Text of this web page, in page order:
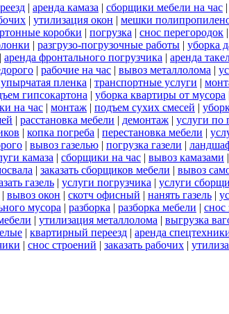
| аренда камаза | сборщики мебели на час |
| утилизация окон | мешки
коробки | погрузка | снос перегородок |
| разгрузо-погрузочные работы | уборка
| аренда фронтального погрузчика | аренда
| рабочие на час | вывоз металлолома |
пленка | транспортные услуги |
гипсокартона | уборка квартиры от мусора
на час | монтаж | подъем сухих смесей |
| расстановка мебели | демонтаж | услуги по
| копка погреба | перестановка мебели |
| вывоз газелью | погрузка газели |
камаза | сборщики на час | вывоз камазами |
| заказать сборщиков мебели | вывоз
газель | услуги погрузчика | услуги
| вывоз окон | скотч офисный | нанять газель |
мусора | разборка | разборка мебели | снос
| утилизация металлолома | выгрузка
| квартирный переезд | аренда
| снос строений | заказать рабочих |